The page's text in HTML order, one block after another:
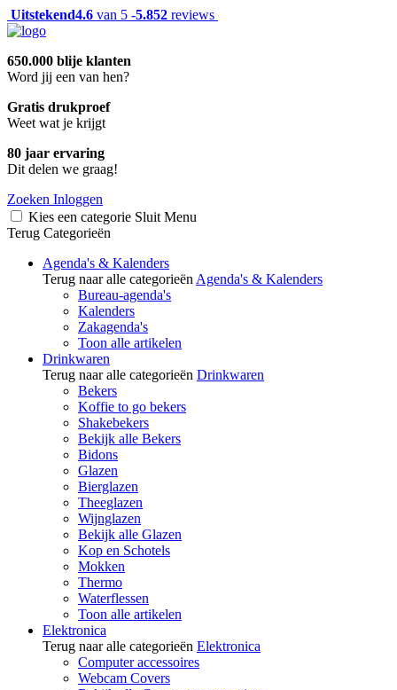
Uitstekend4.6 van 5 -5.852 reviews
650.000 blije klanten
Word jij een van hen?
Gratis drukproef
Weet wat je krijgt
80 jaar ervaring
Dit delen we graag!
Zoeken Inloggen
Kies een categorie Sluit Menu
Terug Categorieën
Agenda's & Kalenders
Terug naar alle categorieën Agenda's & Kalenders
Bureau-agenda's
Kalenders
Zakagenda's
Toon alle artikelen
Drinkwaren
Terug naar alle categorieën Drinkwaren
Bekers
Koffie to go bekers
Shakebekers
Bekijk alle Bekers
Bidons
Glazen
Bierglazen
Theeglazen
Wijnglazen
Bekijk alle Glazen
Kop en Schotels
Mokken
Thermo
Waterflessen
Toon alle artikelen
Elektronica
Terug naar alle categorieën Elektronica
Computer accessoires
Webcam Covers